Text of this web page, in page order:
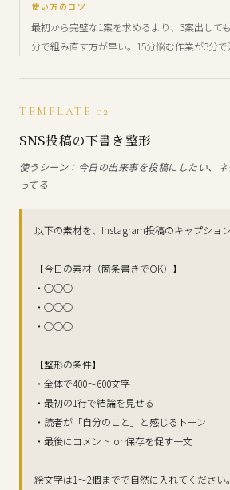
使い方のコツ
最初から完璧な1案を求めるより、3案出して
分で組み直す方が早い。15分悩む作業が3分で
TEMPLATE 02
SNS投稿の下書き整形
使うシーン：今日の出来事を投稿にしたい、
ってる
以下の素材を、Instagram投稿のキャプショ
【今日の素材（箇条書きでOK）】
・○○○
・○○○
・○○○
【整形の条件】
・全体で400〜600文字
・最初の1行で結論を見せる
・読者が「自分のこと」と感じるトーン
・最後にコメント or 保存を促す一文
絵文字は1〜2個までで自然に入れてください。